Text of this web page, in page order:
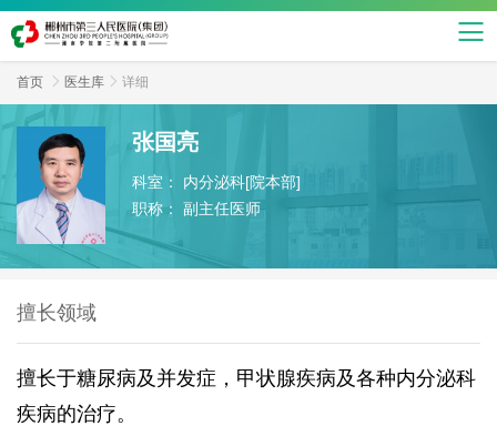
首页  医生库  详细
张国亮
科室：
内分泌科[院本部]
职称： 副主任医师
擅长领域
擅长于糖尿病及并发症，甲状腺疾病及各种内分泌科
疾病的治疗。